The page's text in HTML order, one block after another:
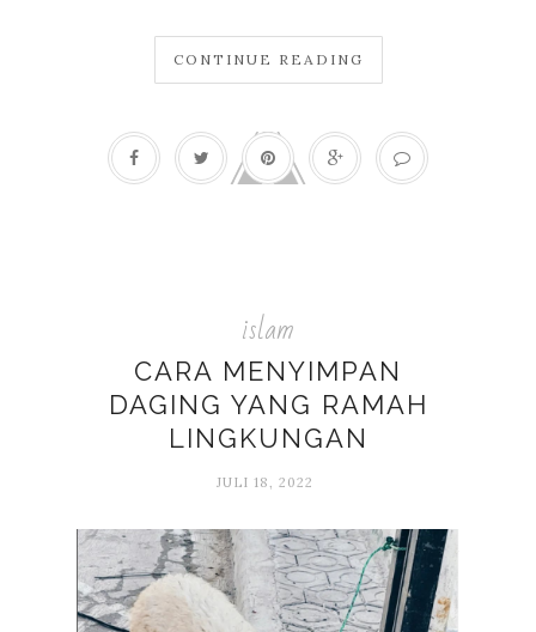
CONTINUE READING
islam
CARA MENYIMPAN
DAGING YANG RAMAH
LINGKUNGAN
JULI 18, 2022